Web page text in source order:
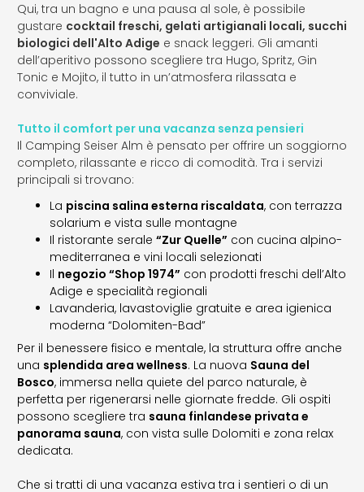
Qui, tra un bagno e una pausa al sole, è possibile
gustare cocktail freschi, gelati artigianali locali, succhi
biologici dell'Alto Adige e snack leggeri. Gli amanti
dell’aperitivo possono scegliere tra Hugo, Spritz, Gin
Tonic e Mojito, il tutto in un’atmosfera rilassata e
conviviale.
Tutto il comfort per una vacanza senza pensieri
Il Camping Seiser Alm è pensato per offrire un soggiorno
completo, rilassante e ricco di comodità. Tra i servizi
principali si trovano:
La piscina salina esterna riscaldata, con terrazza
solarium e vista sulle montagne
Il ristorante serale “Zur Quelle” con cucina alpino-
mediterranea e vini locali selezionati
Il negozio “Shop 1974” con prodotti freschi dell’Alto
Adige e specialità regionali
Lavanderia, lavastoviglie gratuite e area igienica
moderna “Dolomiten-Bad”
Per il benessere fisico e mentale, la struttura offre anche
una splendida area wellness. La nuova Sauna del
Bosco, immersa nella quiete del parco naturale, è
perfetta per rigenerarsi nelle giornate fredde. Gli ospiti
possono scegliere tra sauna finlandese privata e
panorama sauna, con vista sulle Dolomiti e zona relax
dedicata.
Che si tratti di una vacanza estiva tra i sentieri o di un